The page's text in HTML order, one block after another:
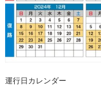
運行日カレンダー